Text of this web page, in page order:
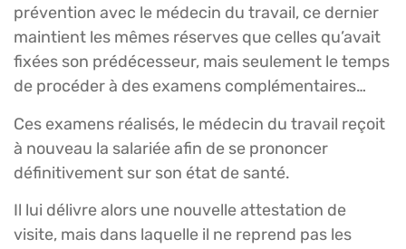
prévention avec le médecin du travail, ce dernier
maintient les mêmes réserves que celles qu’avait
fixées son prédécesseur, mais seulement le temps
de procéder à des examens complémentaires…
Ces examens réalisés, le médecin du travail reçoit
à nouveau la salariée afin de se prononcer
définitivement sur son état de santé.
Il lui délivre alors une nouvelle attestation de
visite, mais dans laquelle il ne reprend pas les